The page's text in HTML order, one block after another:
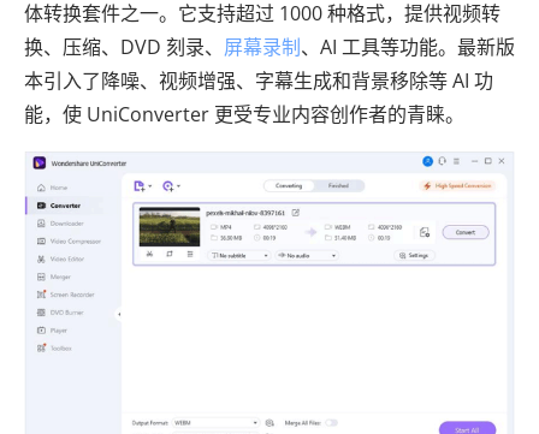
体转换套件之一。它支持超过 1000 种格式，提供视频转
换、压缩、DVD 刻录、 屏幕录制、AI 工具等功能。最新版
本引入了降噪、视频增强、字幕生成和背景移除等 AI 功
能，使 UniConverter 更受专业内容创作者的青睐。